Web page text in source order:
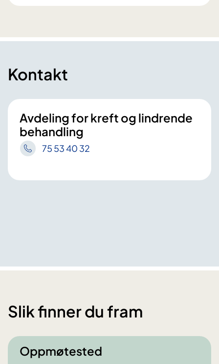
Kontakt
Avdeling for kreft og lindrende
behandling
75 53 40 32
Slik finner du fram
Oppmøtested